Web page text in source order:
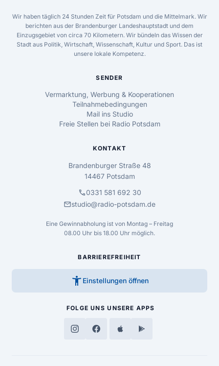
Wir haben täglich 24 Stunden Zeit für Potsdam und die Mittelmark. Wir
berichten aus der Brandenburger Landeshauptstadt und dem
Einzugsgebiet von circa 70 Kilometern. Wir bündeln das Wissen der
Stadt aus Politik, Wirtschaft, Wissenschaft, Kultur und Sport. Das ist
unsere lokale Kompetenz.
SENDER
Vermarktung, Werbung & Kooperationen
Teilnahmebedingungen
Mail ins Studio
Freie Stellen bei Radio Potsdam
KONTAKT
Brandenburger Straße 48
14467 Potsdam
call0331 581 692 30
mailstudio@radio-potsdam.de
Eine Gewinnabholung ist von Montag – Freitag
08.00 Uhr bis 18.00 Uhr möglich.
BARRIEREFREIHEIT
accessibility_new Einstellungen öffnen
FOLGE UNS UNSERE APPS